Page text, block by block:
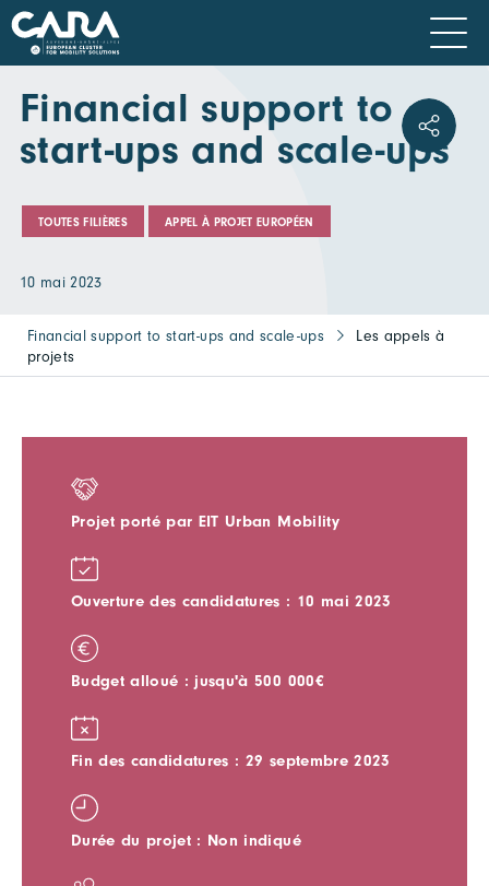
Financial support to
start-ups and scale-ups
TOUTES FILIÈRES APPEL À PROJET EUROPÉEN
10 mai 2023
Financial support to start-ups and scale-ups
Les appels à
projets
Projet porté par EIT Urban Mobility
Ouverture des candidatures : 10 mai 2023
Budget alloué : jusqu'à 500 000€
Fin des candidatures : 29 septembre 2023
Durée du projet : Non indiqué